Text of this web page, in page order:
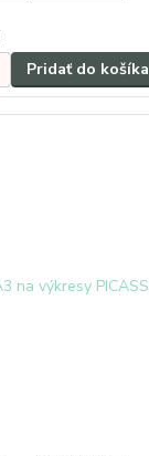
Pridať do košíka